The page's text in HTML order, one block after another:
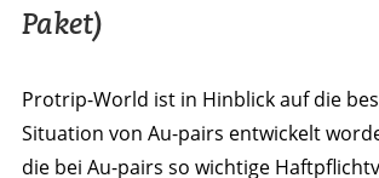
Paket)
Protrip-World ist in Hinblick auf die
Situation von Au-pairs entwickelt
die bei Au-pairs so wichtige